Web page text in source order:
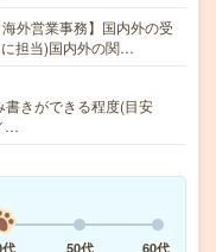
外営業事務】国内外の受
担当)国内外の関…
書きができる程度(目安
…
50代
60代